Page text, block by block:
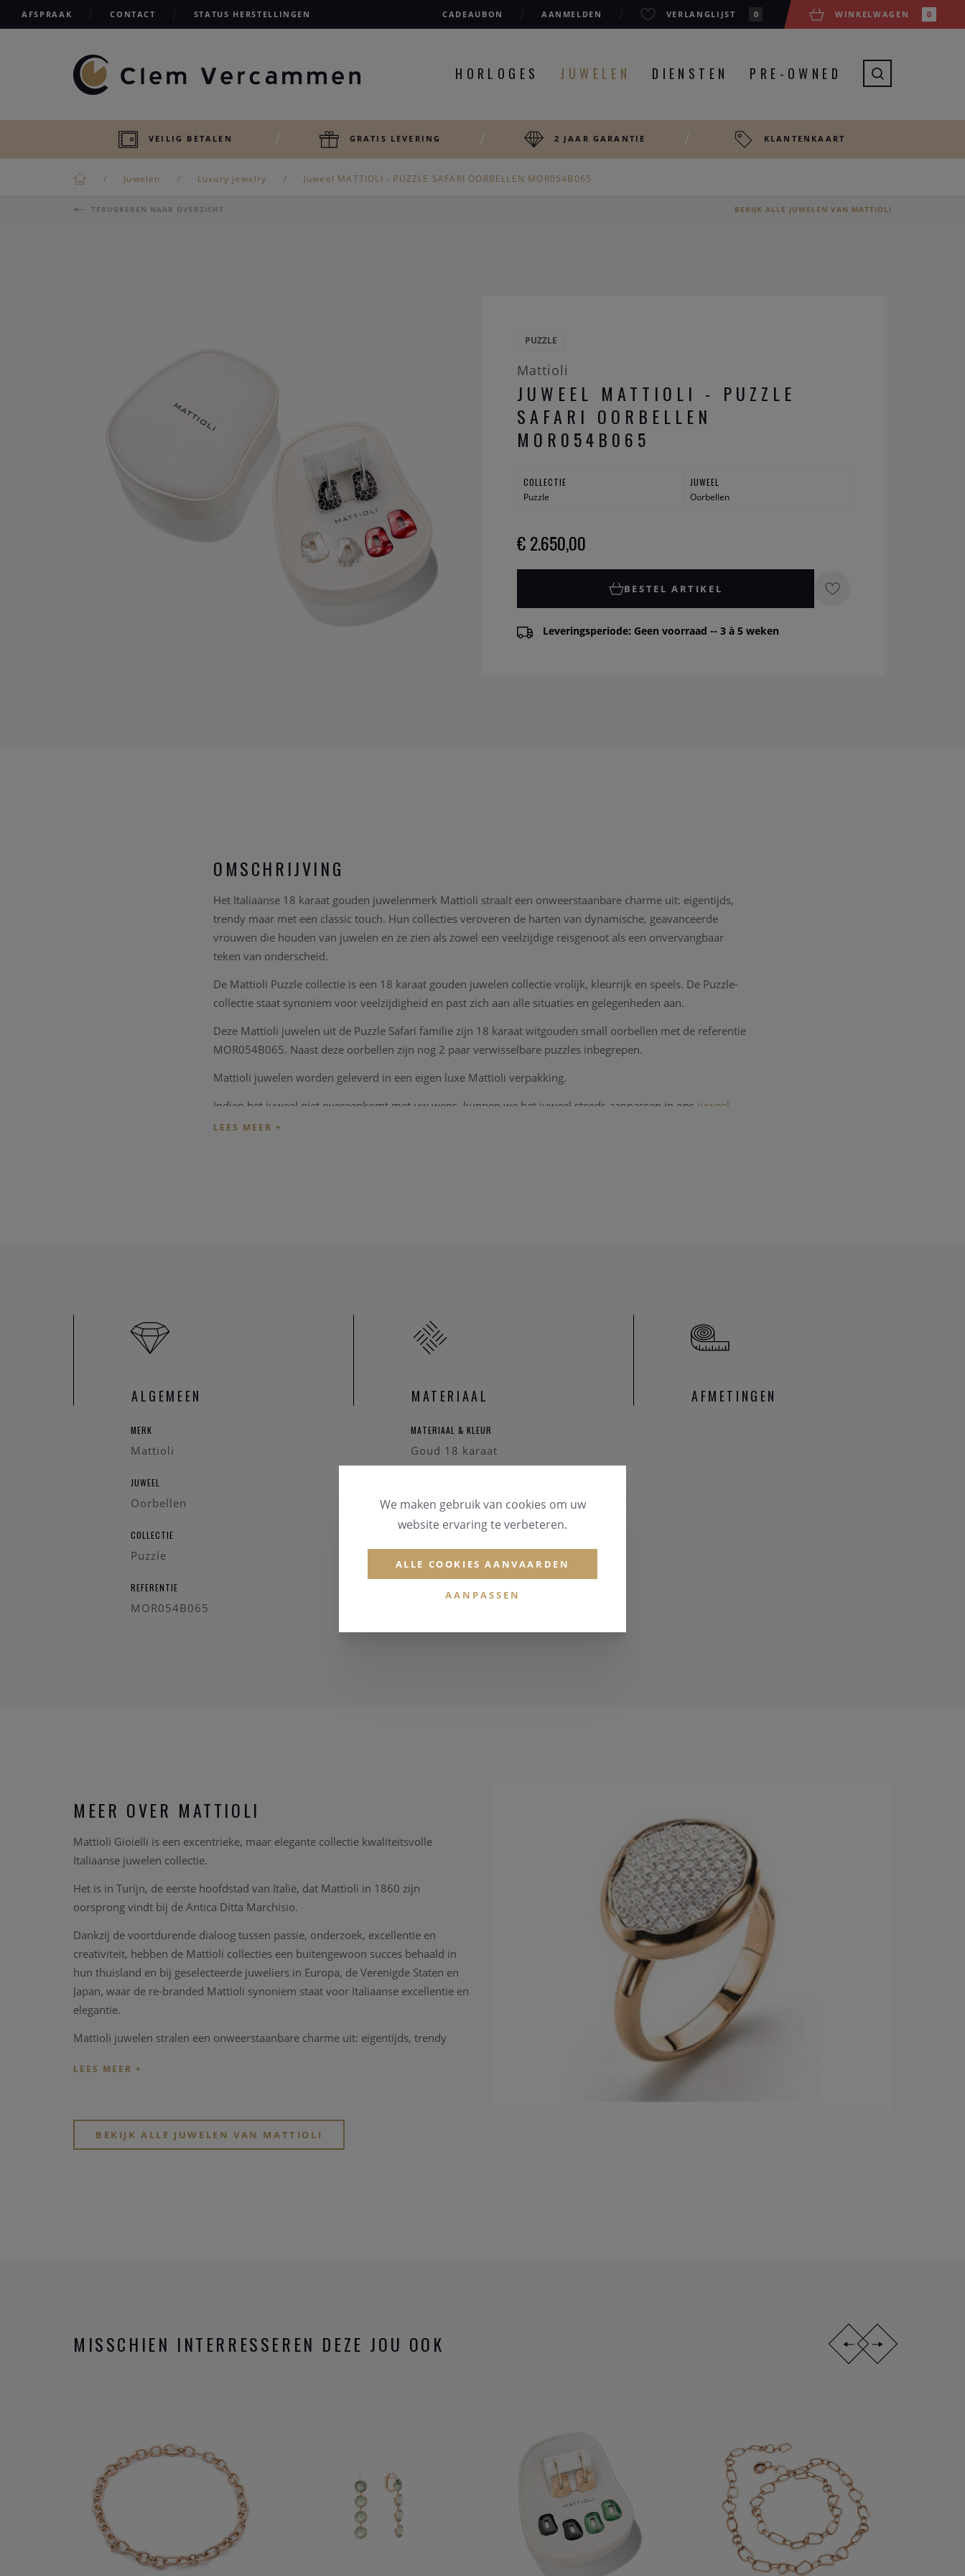
AFSPRAAK CONTACT STATUS HERSTELLINGEN CADEAUBON AANMELDEN VERLANGLIJST 0 WINKELWAGEN 0
HORLOGES JUWELEN DIENSTEN PRE-OWNED
VEILIG BETALEN GRATIS LEVERING 2 JAAR GARANTIE KLANTENKAART
Juwelen Luxury jewelry Juweel MATTIOLI - PUZZLE SAFARI OORBELLEN MOR054B065
TERUGKEREN NAAR OVERZICHT BEKIJK ALLE JUWELEN VAN MATTIOLI
PUZZLE
Mattioli
JUWEEL MATTIOLI - PUZZLE
SAFARI OORBELLEN
MOR054B065
COLLECTIE
Puzzle
JUWEEL
Oorbellen
€ 2.650,00
BESTEL ARTIKEL
Leveringsperiode: Geen voorraad -- 3 à 5 weken
OMSCHRIJVING
Het Italiaanse 18 karaat gouden juwelenmerk Mattioli straalt een onweerstaanbare charme uit: eigentijds,
trendy maar met een classic touch. Hun collecties veroveren de harten van dynamische, geavanceerde
vrouwen die houden van juwelen en ze zien als zowel een veelzijdige reisgenoot als een onvervangbaar
teken van onderscheid.
De Mattioli Puzzle collectie is een 18 karaat gouden juwelen collectie vrolijk, kleurrijk en speels. De Puzzle-
collectie staat synoniem voor veelzijdigheid en past zich aan alle situaties en gelegenheden aan.
Deze Mattioli juwelen uit de Puzzle Safari familie zijn 18 karaat witgouden small oorbellen met de referentie
MOR054B065. Naast deze oorbellen zijn nog 2 paar verwisselbare puzzles inbegrepen.
Mattioli juwelen worden geleverd in een eigen luxe Mattioli verpakking.
Indien het juweel niet overeenkomt met uw wens, kunnen we het juweel steeds aanpassen in ons juweel
atelier. Zo zijn ook al uw juweel herstellingen welkom in onze zaak, alsook kunnen we juwelen uittekenen
ALGEMEEN
MERK
Mattioli
JUWEEL
Oorbellen
COLLECTIE
Puzzle
REFERENTIE
MOR054B065
MATERIAAL
MATERIAAL & KLEUR
Goud 18 karaat
AFMETINGEN
MEER OVER MATTIOLI
Mattioli Gioielli is een excentrieke, maar elegante collectie kwaliteitsvolle
Italiaanse juwelen collectie.
Het is in Turijn, de eerste hoofdstad van Italië, dat Mattioli in 1860 zijn
oorsprong vindt bij de Antica Ditta Marchisio.
Dankzij de voortdurende dialoog tussen passie, onderzoek, excellentie en
creativiteit, hebben de Mattioli collecties een buitengewoon succes behaald in
hun thuisland en bij geselecteerde juweliers in Europa, de Verenigde Staten en
Japan, waar de re-branded Mattioli synoniem staat voor Italiaanse excellentie en
elegantie.
Mattioli juwelen stralen een onweerstaanbare charme uit: eigentijds, trendy
onvervangbaar teken van onderscheid.
Hun “Puzzle” collectie is uiterst innovatief en veelzijdig! De collectie kenmerkt
BEKIJK ALLE JUWELEN VAN MATTIOLI
MISSCHIEN INTERRESSEREN DEZE JOU OOK
We maken gebruik van cookies om uw
website ervaring te verbeteren.
ALLE COOKIES AANVAARDEN
AANPASSEN